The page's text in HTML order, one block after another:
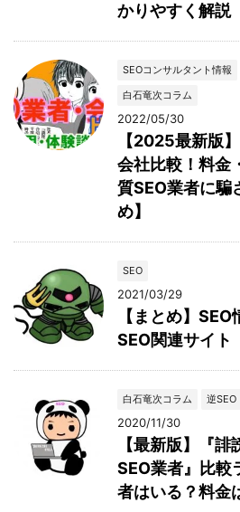
かりやすく解説
SEOコンサルタント情報
白石竜次コラム
2022/05/30
【2025最新版
会社比較！料金
質SEO業者に騙
め】
SEO
2021/03/29
【まとめ】
SEO関連サイト
白石竜次コラム 逆SEO
2020/11/30
【最新版】『
SEO業者』比較
者はいる？料金